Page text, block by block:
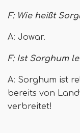
F: Wie heißt
A: Jowar.
F: Ist Sorghum
A: Sorghum ist
bereits von
verbreitet!